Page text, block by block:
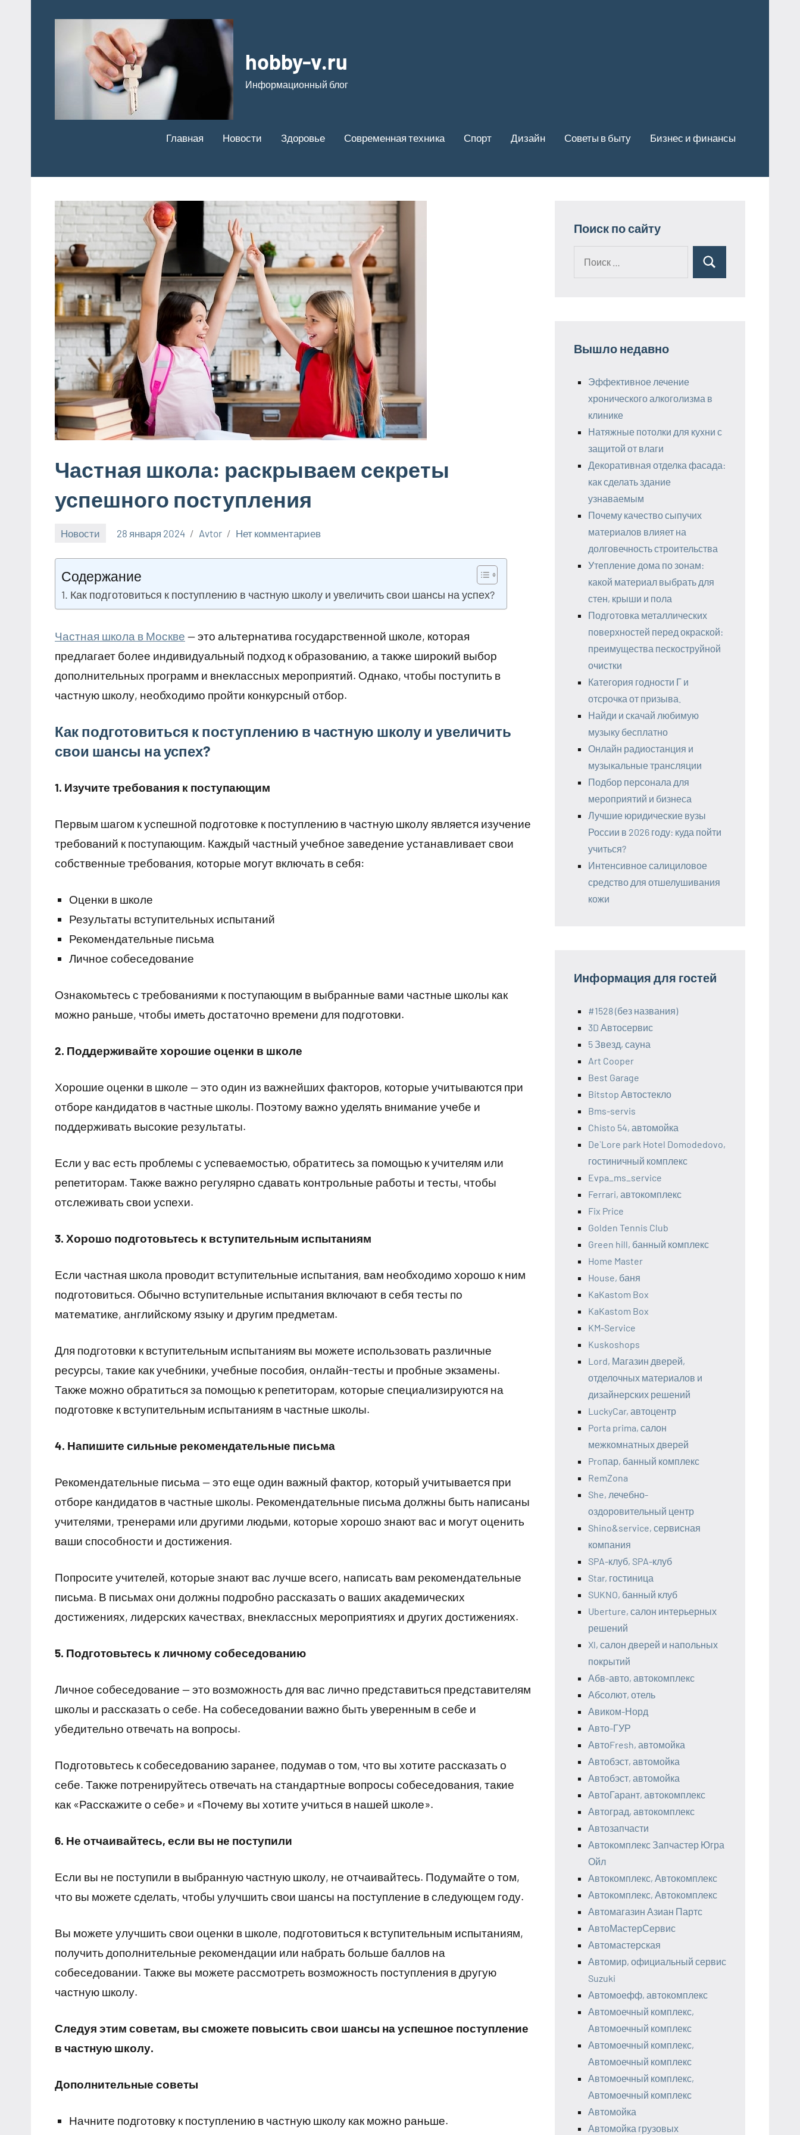
hobby-v.ru
Информационный блог
Главная Новости Здоровье Современная техника Спорт Дизайн Советы в быту Бизнес и финансы
Частная школа: раскрываем секреты
успешного поступления
Новости 28 января 2024 Avtor Нет комментариев
Содержание
Как подготовиться к поступлению в частную школу и увеличить свои шансы на успех?
Частная школа в Москве — это альтернатива государственной школе, которая
предлагает более индивидуальный подход к образованию, а также широкий выбор
дополнительных программ и внеклассных мероприятий. Однако, чтобы поступить в
частную школу, необходимо пройти конкурсный отбор.
Как подготовиться к поступлению в частную школу и увеличить
свои шансы на успех?
1. Изучите требования к поступающим
Первым шагом к успешной подготовке к поступлению в частную школу является изучение
требований к поступающим. Каждый частный учебное заведение устанавливает свои
собственные требования, которые могут включать в себя:
Оценки в школе
Результаты вступительных испытаний
Рекомендательные письма
Личное собеседование
Ознакомьтесь с требованиями к поступающим в выбранные вами частные школы как
можно раньше, чтобы иметь достаточно времени для подготовки.
2. Поддерживайте хорошие оценки в школе
Хорошие оценки в школе — это один из важнейших факторов, которые учитываются при
отборе кандидатов в частные школы. Поэтому важно уделять внимание учебе и
поддерживать высокие результаты.
Если у вас есть проблемы с успеваемостью, обратитесь за помощью к учителям или
репетиторам. Также важно регулярно сдавать контрольные работы и тесты, чтобы
отслеживать свои успехи.
3. Хорошо подготовьтесь к вступительным испытаниям
Если частная школа проводит вступительные испытания, вам необходимо хорошо к ним
подготовиться. Обычно вступительные испытания включают в себя тесты по
математике, английскому языку и другим предметам.
Для подготовки к вступительным испытаниям вы можете использовать различные
ресурсы, такие как учебники, учебные пособия, онлайн-тесты и пробные экзамены.
Также можно обратиться за помощью к репетиторам, которые специализируются на
подготовке к вступительным испытаниям в частные школы.
4. Напишите сильные рекомендательные письма
Рекомендательные письма — это еще один важный фактор, который учитывается при
отборе кандидатов в частные школы. Рекомендательные письма должны быть написаны
учителями, тренерами или другими людьми, которые хорошо знают вас и могут оценить
ваши способности и достижения.
Попросите учителей, которые знают вас лучше всего, написать вам рекомендательные
письма. В письмах они должны подробно рассказать о ваших академических
достижениях, лидерских качествах, внеклассных мероприятиях и других достижениях.
5. Подготовьтесь к личному собеседованию
Личное собеседование — это возможность для вас лично представиться представителям
школы и рассказать о себе. На собеседовании важно быть уверенным в себе и
убедительно отвечать на вопросы.
Подготовьтесь к собеседованию заранее, подумав о том, что вы хотите рассказать о
себе. Также потренируйтесь отвечать на стандартные вопросы собеседования, такие
как «Расскажите о себе» и «Почему вы хотите учиться в нашей школе».
6. Не отчаивайтесь, если вы не поступили
Если вы не поступили в выбранную частную школу, не отчаивайтесь. Подумайте о том,
что вы можете сделать, чтобы улучшить свои шансы на поступление в следующем году.
Вы можете улучшить свои оценки в школе, подготовиться к вступительным испытаниям,
получить дополнительные рекомендации или набрать больше баллов на
собеседовании. Также вы можете рассмотреть возможность поступления в другую
частную школу.
Следуя этим советам, вы сможете повысить свои шансы на успешное поступление
в частную школу.
Дополнительные советы
Начните подготовку к поступлению в частную школу как можно раньше.
Поиск по сайту
Поиск
Вышло недавно
Эффективное лечение
хронического алкоголизма в
клинике
Натяжные потолки для кухни с
защитой от влаги
Декоративная отделка фасада:
как сделать здание
узнаваемым
Почему качество сыпучих
материалов влияет на
долговечность строительства
Утепление дома по зонам:
какой материал выбрать для
стен, крыши и пола
Подготовка металлических
поверхностей перед окраской:
преимущества пескоструйной
очистки
Категория годности Г и
отсрочка от призыва.
Найди и скачай любимую
музыку бесплатно
Онлайн радиостанция и
музыкальные трансляции
Подбор персонала для
мероприятий и бизнеса
Лучшие юридические вузы
России в 2026 году: куда пойти
учиться?
Интенсивное салициловое
средство для отшелушивания
кожи
Информация для гостей
#1528 (без названия)
3D Автосервис
5 Звезд, сауна
Art Cooper
Best Garage
Bitstop Автостекло
Bms-servis
Chisto 54, автомойка
De`Lore park Hotel Domodedovo,
гостиничный комплекс
Evpa_ms_service
Ferrari, автокомплекс
Fix Price
Golden Tennis Club
Green hill, банный комплекс
Home Master
House, баня
KaKastom Box
KaKastom Box
KM-Service
Kuskoshops
Lord, Магазин дверей,
отделочных материалов и
дизайнерских решений
LuckyCar, автоцентр
Porta prima, салон
межкомнатных дверей
Proпар, банный комплекс
RemZona
She, лечебно-
оздоровительный центр
Shino&service, сервисная
компания
SPA-клуб, SPA-клуб
Star, гостиница
SUKNO, банный клуб
Uberture, салон интерьерных
решений
Xl, салон дверей и напольных
покрытий
Абв-авто, автокомплекс
Абсолют, отель
Авиком-Норд
Авто-ГУР
АвтоFresh, автомойка
Автобэст, автомойка
Автобэст, автомойка
АвтоГарант, автокомплекс
Автоград, автокомплекс
Автозапчасти
Автокомплекс Запчастер Югра
Ойл
Автокомплекс, Автокомплекс
Автокомплекс, Автокомплекс
Автомагазин Азиан Партс
АвтоМастерСервис
Автомастерская
Автомир, официальный сервис
Suzuki
Автомоефф, автокомплекс
Автомоечный комплекс,
Автомоечный комплекс
Автомоечный комплекс,
Автомоечный комплекс
Автомоечный комплекс,
Автомоечный комплекс
Автомойка
Автомойка грузовых